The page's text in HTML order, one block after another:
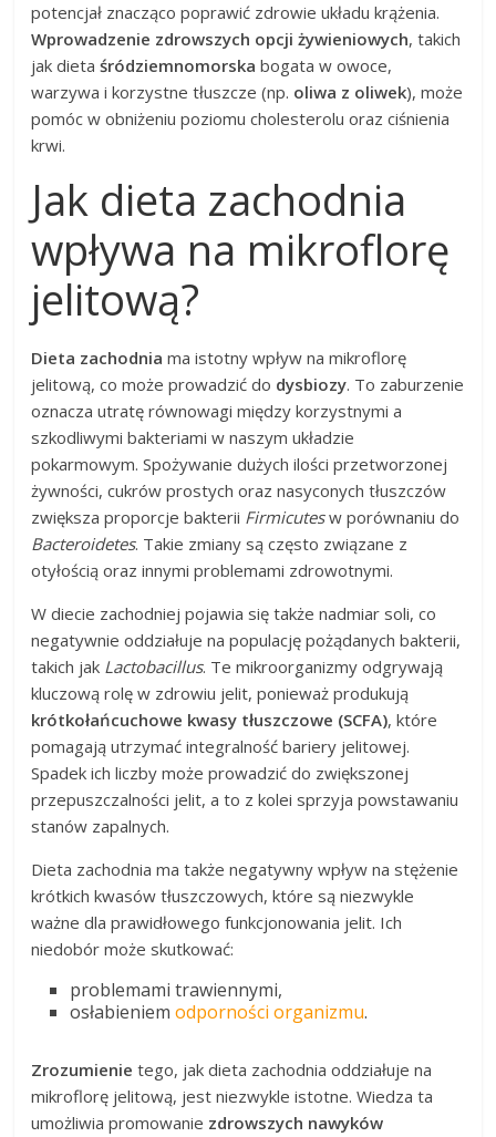
potencjał znacząco poprawić zdrowie układu krążenia.
Wprowadzenie zdrowszych opcji żywieniowych, takich
jak dietaśródziemnomorska bogata w owoce,
warzywa i korzystne tłuszcze (np. oliwa z oliwek), może
pomóc w obniżeniu poziomu cholesterolu oraz ciśnienia
krwi.
Jak dieta zachodnia
wpływa na mikroflorę
jelitową?
Dieta zachodnia ma istotny wpływ na mikroflorę
jelitową, co może prowadzić do dysbiozy. To zaburzenie
oznacza utratę równowagi między korzystnymi a
szkodliwymi bakteriami w naszym układzie
pokarmowym. Spożywanie dużych ilości przetworzonej
żywności, cukrów prostych oraz nasyconych tłuszczów
zwiększa proporcje bakterii Firmicutesw porównaniu do
Bacteroidetes. Takie zmiany są często związane z
otyłością oraz innymi problemami zdrowotnymi.
W diecie zachodniej pojawia się także nadmiar soli, co
negatywnie oddziałuje na populację pożądanych bakterii,
takich jak Lactobacillus. Te mikroorganizmy odgrywają
kluczową rolę w zdrowiu jelit, ponieważ produkują
krótkołańcuchowe kwasy tłuszczowe (SCFA), które
pomagają utrzymać integralność bariery jelitowej.
Spadek ich liczby może prowadzić do zwiększonej
przepuszczalności jelit, a to z kolei sprzyja powstawaniu
stanów zapalnych.
Dieta zachodnia ma także negatywny wpływ na stężenie
krótkich kwasów tłuszczowych, które są niezwykle
ważne dla prawidłowego funkcjonowania jelit. Ich
niedobór może skutkować:
problemami trawiennymi,
osłabieniemodporności organizmu.
Zrozumienie tego, jak dieta zachodnia oddziałuje na
mikroflorę jelitową, jest niezwykle istotne. Wiedza ta
umożliwia promowanie zdrowszych nawyków